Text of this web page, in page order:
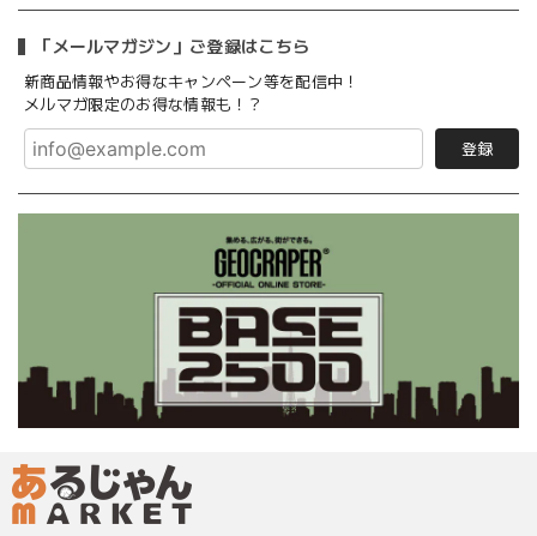
「メールマガジン」ご登録はこちら
新商品情報やお得なキャンペーン等を配信中！
メルマガ限定のお得な情報も！？
登録